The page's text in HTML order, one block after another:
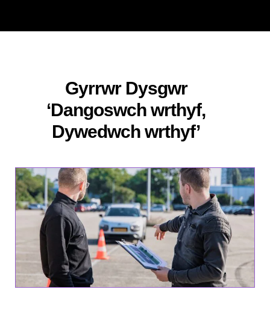
Gyrrwr Dysgwr
‘Dangoswch wrthyf,
Dywedwch wrthyf’